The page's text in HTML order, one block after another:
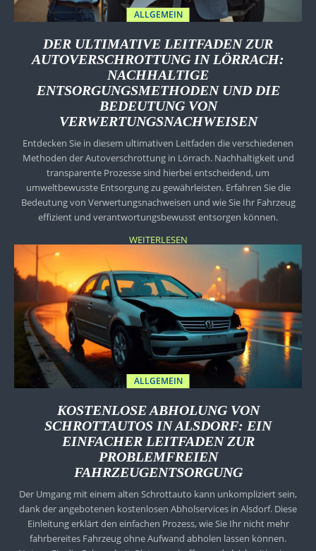
ALLGEMEIN
DER ULTIMATIVE LEITFADEN ZUR
AUTOVERSCHROTTUNG IN LÖRRACH:
NACHHALTIGE
ENTSORGUNGSMETHODEN UND DIE
BEDEUTUNG VON
VERWERTUNGSNACHWEISEN
Entdecken Sie in diesem ultimativen Leitfaden die verschiedenen
Methoden der Autoverschrottung in Lörrach. Nachhaltigkeit und
transparente Prozesse sind hierbei entscheidend, um
umweltbewusste Entsorgung zu gewährleisten. Erfahren Sie die
Bedeutung von Verwertungsnachweisen und wie Sie Ihr Fahrzeug
effizient und verantwortungsbewusst entsorgen können.
WEITERLESEN
ALLGEMEIN
KOSTENLOSE ABHOLUNG VON
SCHROTTAUTOS IN ALSDORF: EIN
EINFACHER LEITFADEN ZUR
PROBLEMFREIEN
FAHRZEUGENTSORGUNG
Der Umgang mit einem alten Schrottauto kann unkompliziert sein,
dank der angebotenen kostenlosen Abholservices in Alsdorf. Diese
Einleitung erklärt den einfachen Prozess, wie Sie Ihr nicht mehr
fahrbereites Fahrzeug ohne Aufwand abholen lassen können.